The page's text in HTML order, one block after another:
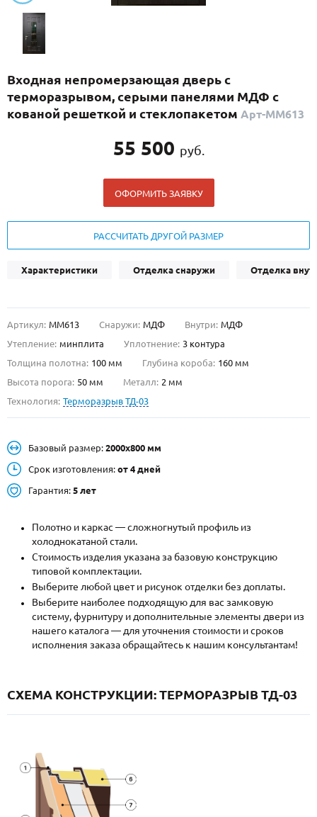
С реечным дизайном (29)
ПО НАЗНАЧЕНИЮ
ПО КОНСТРУКЦИИ
О НАС
Металлические двери от производителя с доставкой и установкой в
НАЙТИ:
INFO@META-M.RU
ЗАПРОСИТЬ РАСЧЕТ
Каталог
Записаться на замер
Входная непромерзающая дверь с
терморазрывом, серыми панелями МДФ с
кованой решеткой и стеклопакетом Арт-ММ613
55 500 руб.
ОФОРМИТЬ ЗАЯВКУ
РАССЧИТАТЬ ДРУГОЙ РАЗМЕР
Характеристики Отделка снаружи Отделка
Артикул: ММ613 Снаружи: МДФ Внутри: МДФ
Утепление: минплита Уплотнение: 3 контура
Толщина полотна: 100 мм Глубина короба: 160 мм
Высота порога: 50 мм Металл: 2 мм
Технология: Терморазрыв ТД-03
Базовый размер: 2000х800 мм
Срок изготовления: от 4 дней
Гарантия: 5 лет
Полотно и каркас — сложногнутый профиль из
холоднокатаной стали.
Стоимость изделия указана за базовую конструкцию
типовой комплектации.
Выберите любой цвет и рисунок отделки без доплаты.
Выберите наиболее подходящую для вас замковую
систему, фурнитуру и дополнительные элементы двери из
нашего каталога — для уточнения стоимости и сроков
исполнения заказа обращайтесь к нашим консультантам!
СХЕМА КОНСТРУКЦИИ: ТЕРМОРАЗРЫВ ТД-03